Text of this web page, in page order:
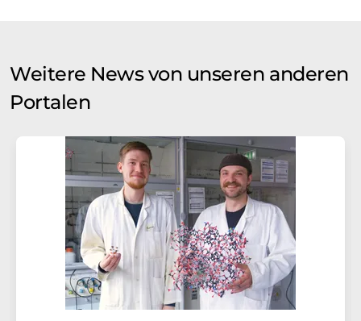
Weitere News von unseren anderen
Portalen